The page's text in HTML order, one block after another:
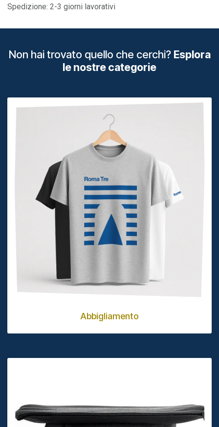
Spedizione: 2-3 giorni lavorativi
Non hai trovato quello che cerchi? Esplora
le nostre categorie
Abbigliamento